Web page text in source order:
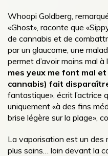
Whoopi Goldberg,
«Ghost», raconte que
de cannabis et de
par un glaucome, une
permet d’avoir moins mal à
mes yeux me font mal
cannabis) fait
fantastique», écrit l’actrice
uniquement «à des fins
brise légère sur la plage»,
La vaporisation est un des
plus sains… loin devant la